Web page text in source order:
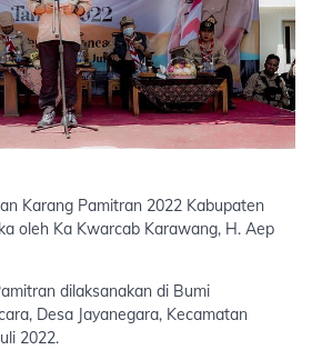
Karang Pamitran 2022 Kabupaten
oleh Ka Kwarcab Karawang, H. Aep
dilaksanakan di Bumi
Desa Jayanegara, Kecamatan
2022.